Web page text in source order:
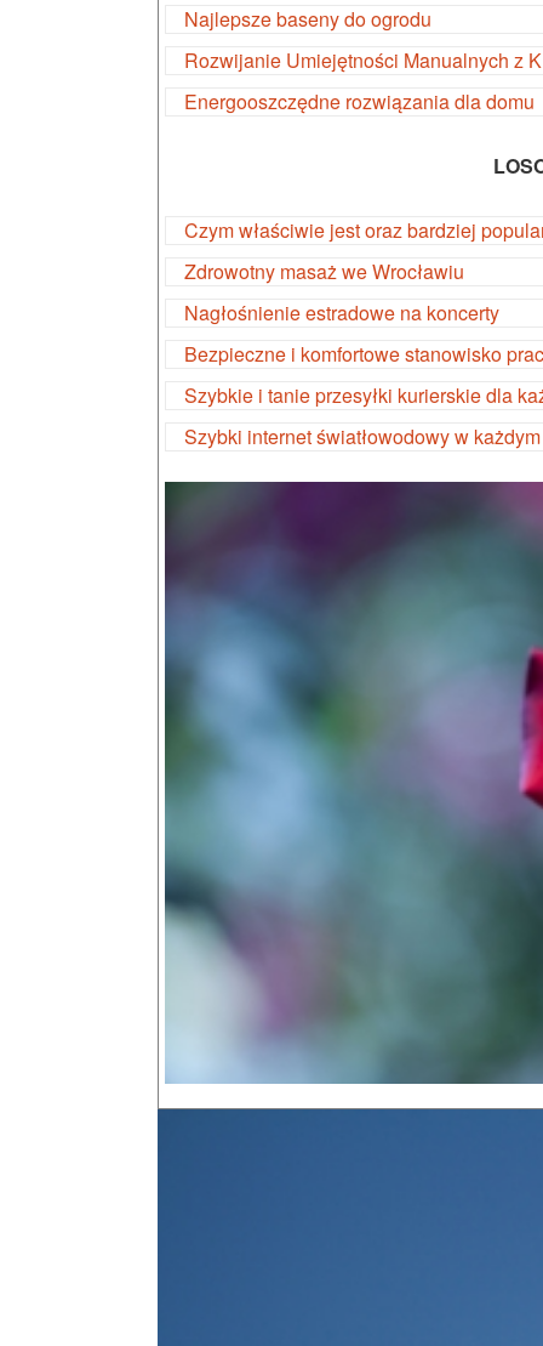
Najlepsze baseny do ogrodu
Rozwijanie Umiejętności Manualnych z
Energooszczędne rozwiązania dla domu
Czym właściwie jest oraz bardziej
Zdrowotny masaż we Wrocławiu
Nagłośnienie estradowe na koncerty
Bezpieczne i komfortowe stanowisko
Szybkie i tanie przesyłki kurierskie dla
Szybki internet światłowodowy w